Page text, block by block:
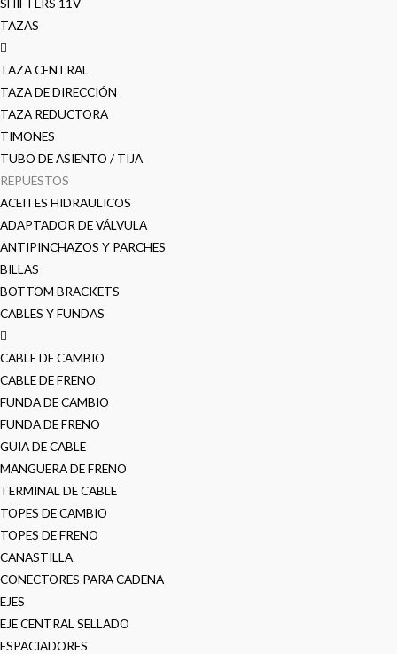
TAZAS
TAZA CENTRAL
TAZA DE DIRECCIÓN
TAZA REDUCTORA
TIMONES
TUBO DE ASIENTO / TIJA
REPUESTOS
ACEITES HIDRAULICOS
ADAPTADOR DE VÁLVULA
ANTIPINCHAZOS Y PARCHES
BILLAS
BOTTOM BRACKETS
CABLES Y FUNDAS
CABLE DE CAMBIO
CABLE DE FRENO
FUNDA DE CAMBIO
FUNDA DE FRENO
GUIA DE CABLE
MANGUERA DE FRENO
TERMINAL DE CABLE
TOPES DE CAMBIO
TOPES DE FRENO
CANASTILLA
CONECTORES PARA CADENA
EJES
EJE CENTRAL SELLADO
ESPACIADORES